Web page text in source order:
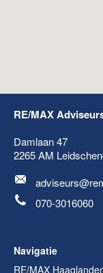
RE/MAX
Damlaan 47
2265 AM
070-3016060
Navigatie
RE/MAX